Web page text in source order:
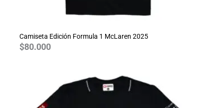
Camiseta Edición Formula 1 McLaren 2025
$80.000
de
precios: